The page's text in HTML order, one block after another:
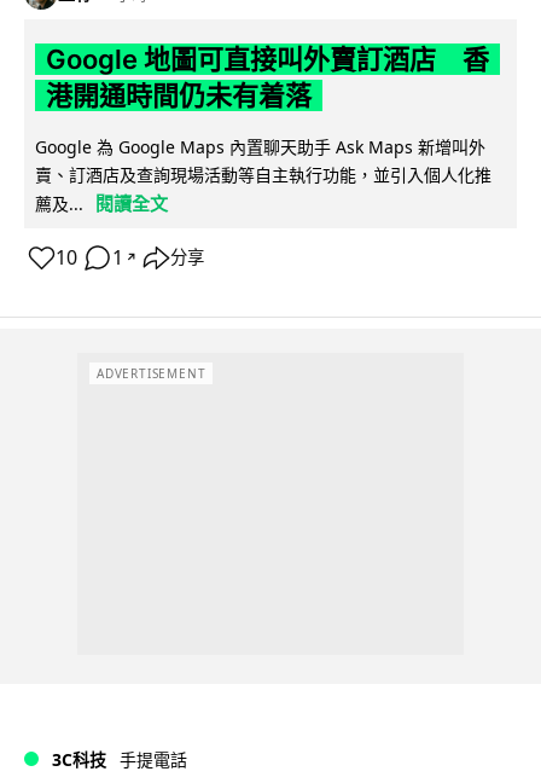
Google 地圖可直接叫外賣訂酒店 香
港開通時間仍未有着落
Google 為 Google Maps 內置聊天助手 Ask Maps 新增叫外
賣、訂酒店及查詢現場活動等自主執行功能，並引入個人化推
薦及...
閱讀全文
10 1 ↗ 分享
ADVERTISEMENT
3C科技 手提電話